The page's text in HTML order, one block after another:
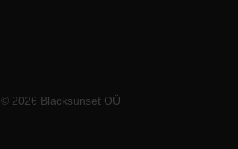
© 2026 Blacksunset OÜ